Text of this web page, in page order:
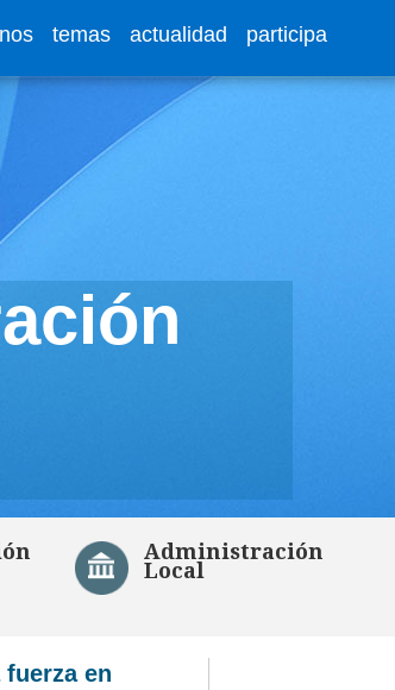
temas actualidad participa
Administración
Local
en